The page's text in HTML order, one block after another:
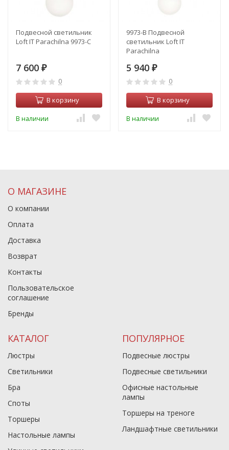
Подвесной светильник
Loft IT Parachilna 9973-C
7 600 ₽
0
В корзину
В наличии
9973-B Подвесной
светильник Loft IT
Parachilna
5 940 ₽
0
В корзину
В наличии
О МАГАЗИНЕ
О компании
Оплата
Доставка
Возврат
Контакты
Пользовательское
соглашение
Бренды
КАТАЛОГ
Люстры
Светильники
Бра
Споты
Торшеры
Настольные лампы
ПОПУЛЯРНОЕ
Подвесные люстры
Подвесные светильники
Офисные настольные
лампы
Торшеры на треноге
Ландшафтные светильники